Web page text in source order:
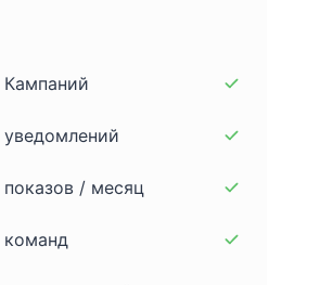
Кампаний
уведомлений
показов / месяц
команд